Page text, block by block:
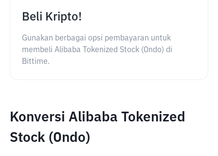
Beli Kripto!
Gunakan berbagai opsi pembayaran untuk
membeli Alibaba Tokenized Stock (Ondo) di
Bittime.
Konversi Alibaba Tokenized
Stock (Ondo)